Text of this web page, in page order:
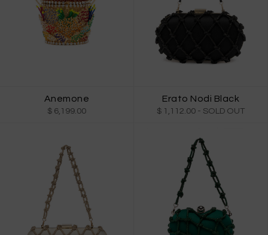
Anemone
$ 6,199.00
Erato Nodi Black
$ 1,112.00 - SOLD OUT